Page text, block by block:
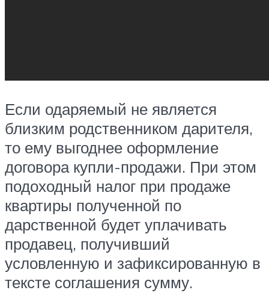
Если одаряемый не является
близким родственником дарителя,
то ему выгоднее оформление
договора купли-продажи. При этом
подоходный налог при продаже
квартиры полученной по
дарственной будет уплачивать
продавец, получивший
условленную и зафиксированную в
тексте соглашения сумму.